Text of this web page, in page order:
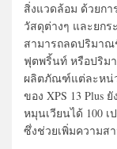
สิ่งแวดล้อม ด้วยก
วัสดุต่างๆ และยก
สามารถลดปริมา
ฟุตพริ้นท์ หรือปริม
ผลิตภัณฑ์แต่ละหน่
ของ XPS 13 Plus
หมุนเวียนได้ 100
ซึ่งช่วยเพิ่มความส